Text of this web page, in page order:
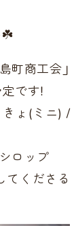
町商工会」
です！
ょ(ミニ) /
ロップ
てくださる